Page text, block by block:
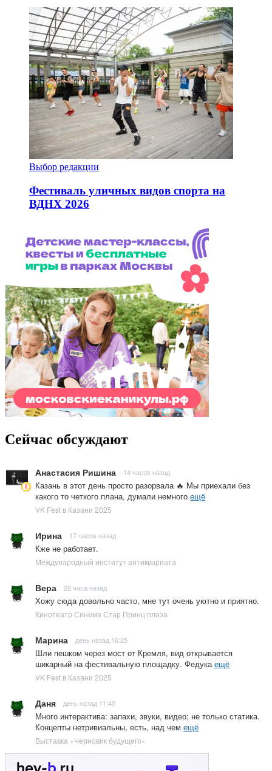
Выбор редакции
Фестиваль уличных видов спорта на
ВДНХ 2026
Сейчас обсуждают
Анастасия Ришина 14 часов назад
Казань в этот день просто разорвала 🔥 Мы приехали без
какого то четкого плана, думали немного ещё
VK Fest в Казани 2025
Ирина 17 часов назад
Кже не работает.
Международный институт антиквариата
Вера 22 часа назад
Хожу сюда довольно часто, мне тут очень уютно и приятно.
Кинотеатр Синема Стар Принц плаза
Марина день назад 16:25
Шли пешком через мост от Кремля, вид открывается
шикарный на фестивальную площадку. Федукаещё
VK Fest в Казани 2025
Даня день назад 11:40
Много интерактива: запахи, звуки, видео; не только статика.
Концепты нетривиальны, есть, над чем ещё
Выставка «Черновик будущего»